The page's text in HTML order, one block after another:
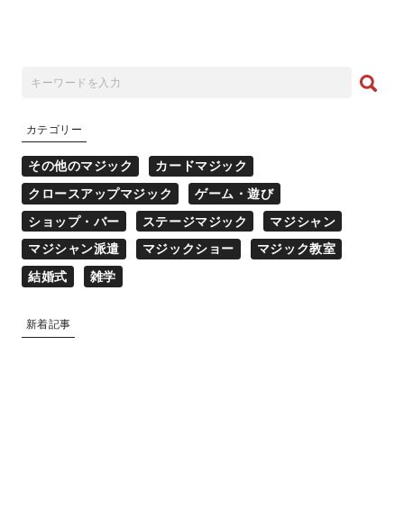
カテゴリー
その他のマジック
カードマジック
クロースアップマジック
ゲーム・遊び
ショップ・バー
ステージマジック
マジシャン
マジシャン派遣
マジックショー
マジック教室
結婚式
雑学
新着記事